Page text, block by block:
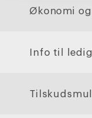
Økonomi
Info til